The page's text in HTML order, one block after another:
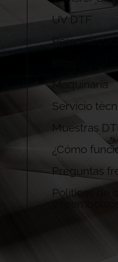
UV DTF
Maquinaria
Servicio
Muestras
¿Cómo
Preguntas
Politicas de